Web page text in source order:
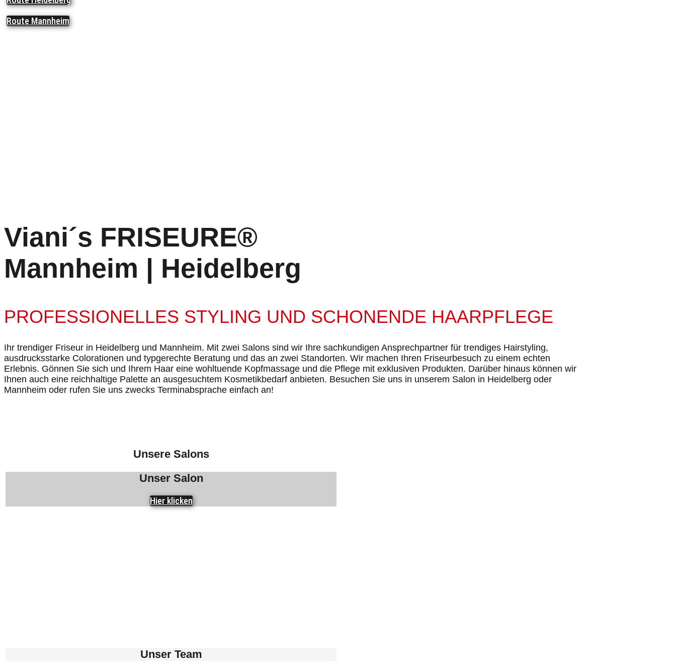
Route Mannheim
Viani´s FRISEURE®
Mannheim | Heidelberg
PROFESSIONELLES STYLING UND SCHONENDE HAARPFLEGE
Ihr trendiger Friseur in Heidelberg und Mannheim. Mit zwei Salons sind wir Ihre sachkundigen Ansprechpartner für trendiges Hairstyling,
ausdrucksstarke Colorationen und typgerechte Beratung und das an zwei Standorten. Wir machen Ihren Friseurbesuch zu einem echten
Erlebnis. Gönnen Sie sich und Ihrem Haar eine wohltuende Kopfmassage und die Pflege mit exklusiven Produkten. Darüber hinaus können wir
Ihnen auch eine reichhaltige Palette an ausgesuchtem Kosmetikbedarf anbieten. Besuchen Sie uns in unserem Salon in Heidelberg oder
Mannheim oder rufen Sie uns zwecks Terminabsprache einfach an!
Unsere Salons
Unser Salon
Hier klicken
Unser Team